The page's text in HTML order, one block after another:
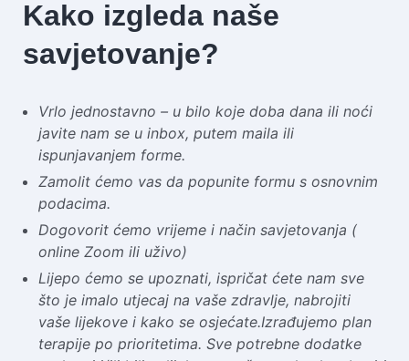
Kako izgleda naše
savjetovanje?
Vrlo jednostavno – u bilo koje doba dana ili noći
javite nam se u inbox, putem maila ili
ispunjavanjem forme.
Zamolit ćemo vas da popunite formu s osnovnim
podacima.
Dogovorit ćemo vrijeme i način savjetovanja (
online Zoom ili uživo)
Lijepo ćemo se upoznati, ispričat ćete nam sve
što je imalo utjecaj na vaše zdravlje, nabrojiti
vaše lijekove i kako se osjećate.Izrađujemo plan
terapije po prioritetima. Sve potrebne dodatke